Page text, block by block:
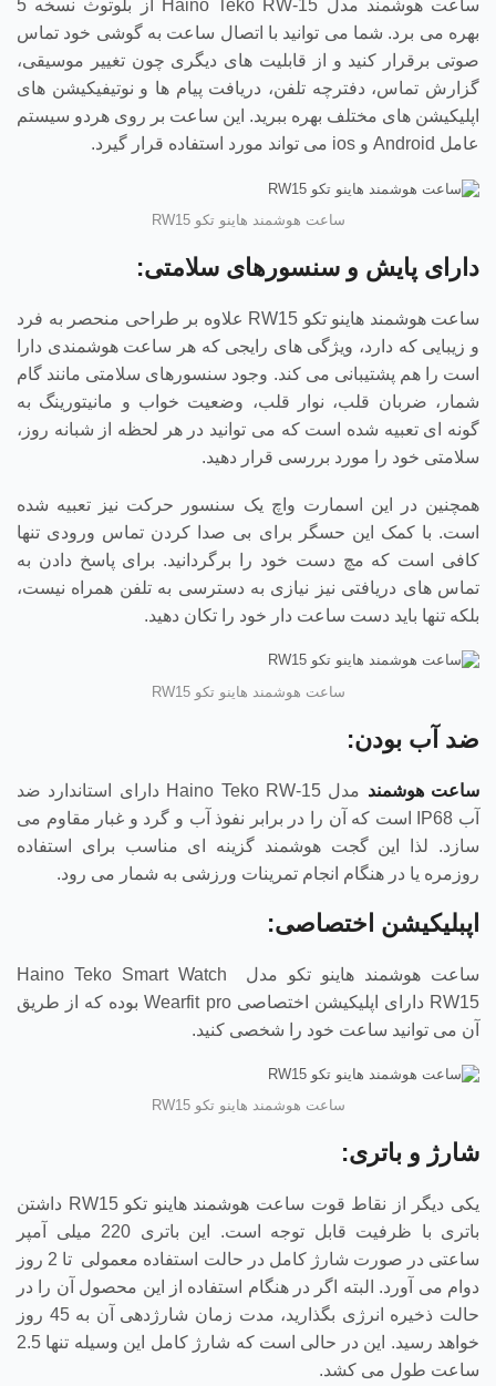
ساعت هوشمند مدل Haino Teko RW-15 از بلوتوث نسخه 5
بهره می ‌برد. شما می‌ توانید با اتصال ساعت به گوشی خود تماس
صوتی برقرار کنید و از قابلیت ‌های دیگری چون تغییر موسیقی،
گزارش تماس، دفترچه تلفن، دریافت پیام ‌ها و نوتیفیکیشن‌ های
اپلیکیشن ‌های مختلف بهره ببرید. این ساعت بر روی هردو سیستم
عامل Android و ios می ‌تواند مورد استفاده قرار گیرد.
ساعت هوشمند هاینو تکو RW15
دارای پایش و سنسورهای سلامتی:
ساعت هوشمند هاینو تکو RW15 علاوه بر طراحی منحصر به فرد
و زیبایی که دارد، ویژگی های رایجی که هر ساعت هوشمندی دارا
است را هم پشتیبانی می کند. وجود سنسورهای سلامتی مانند گام
شمار، ضربان قلب، نوار قلب، وضعیت خواب و مانیتورینگ به
گونه ای تعبیه شده است که می توانید در هر لحظه از شبانه روز،
سلامتی خود را مورد بررسی قرار دهید.
همچنین در این اسمارت واچ یک سنسور حرکت نیز تعبیه شده
است. با کمک این حسگر برای بی صدا کردن تماس ورودی تنها
کافی است که مچ دست خود را برگردانید. برای پاسخ دادن به
تماس های دریافتی نیز نیازی به دسترسی به تلفن همراه نیست،
بلکه تنها باید دست ساعت دار خود را تکان دهید.
ساعت هوشمند هاینو تکو RW15
ضد آب بودن:
ساعت هوشمند
مدل Haino Teko RW-15 دارای استاندارد ضد
آب IP68 است که آن را در برابر نفوذ آب و گرد و غبار مقاوم می
سازد. لذا این گجت هوشمند گزینه ای مناسب برای استفاده
روزمره یا در هنگام انجام تمرینات ورزشی به شمار می رود.
اپبلیکیشن اختصاصی:
ساعت هوشمند هاینو تکو مدل Haino Teko Smart Watch
RW15 دارای اپلیکیشن اختصاصی Wearfit pro بوده که از طریق
آن می توانید ساعت خود را شخصی کنید.
ساعت هوشمند هاینو تکو RW15
شارژ و باتری:
یکی دیگر از نقاط قوت ساعت هوشمند هاینو تکو RW15 داشتن
باتری با ظرفیت قابل توجه است. این باتری 220 میلی آمپر
ساعتی در صورت شارژ کامل در حالت استفاده معمولی تا 2 روز
دوام می آورد. البته اگر در هنگام استفاده از این محصول آن را در
حالت ذخیره انرژی بگذارید، مدت زمان شارژدهی آن به 45 روز
خواهد رسید. این در حالی است که شارژ کامل این وسیله تنها 2.5
ساعت طول می کشد.